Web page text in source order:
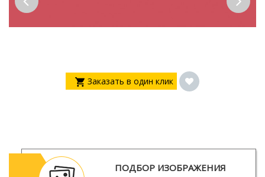
Заказать в один клик
ПОДБОР ИЗОБРАЖЕНИЯ